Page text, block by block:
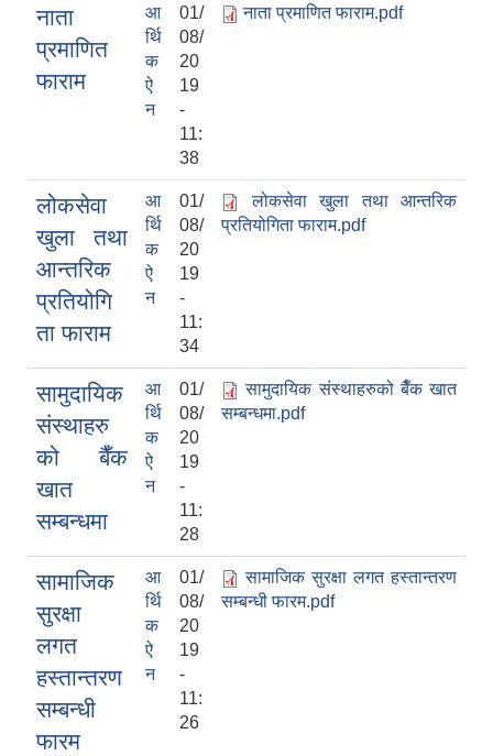
नाता
प्रमाणित
फाराम
आ
र्थि
क
ऐ
न
01/
08/
20
19
-
11:
38
नाता प्रमाणित फाराम.pdf
लोकसेवा
खुला तथा
आन्तरिक
प्रतियोगि
ता फाराम
आ
र्थि
क
ऐ
न
01/
08/
20
19
-
11:
34
लोकसेवा खुला तथा आन्तरिक
प्रतियोगिता फाराम.pdf
सामुदायिक
संस्थाहरु
को बैँक
खात
सम्बन्धमा
आ
र्थि
क
ऐ
न
01/
08/
20
19
-
11:
28
सामुदायिक संस्थाहरुको बैँक खात
सम्बन्धमा.pdf
सामाजिक
सुरक्षा
लगत
हस्तान्तरण
सम्बन्धी
फारम
आ
र्थि
क
ऐ
न
01/
08/
20
19
-
11:
26
सामाजिक सुरक्षा लगत हस्तान्तरण
सम्बन्धी फारम.pdf